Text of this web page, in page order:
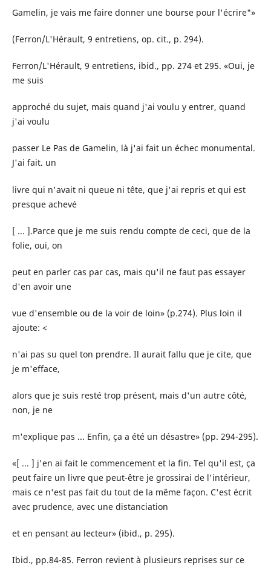
Gamelin, je vais me faire donner une bourse pour l'écrire"»
(Ferron/L'Hérault, 9 entretiens, op. cit., p. 294).
Ferron/L'Hérault, 9 entretiens, ibid., pp. 274 et 295. «Oui, je
me suis
approché du sujet, mais quand j'ai voulu y entrer, quand
j'ai voulu
passer Le Pas de Gamelin, là j'ai fait un échec monumental.
J'ai fait. un
livre qui n'avait ni queue ni tête, que j'ai repris et qui est
presque achevé
[ ... ].Parce que je me suis rendu compte de ceci, que de la
folie, oui, on
peut en parler cas par cas, mais qu'il ne faut pas essayer
d'en avoir une
vue d'ensemble ou de la voir de loin» (p.274). Plus loin il
ajoute: <
n'ai pas su quel ton prendre. Il aurait fallu que je cite, que
je m'efface,
alors que je suis resté trop présent, mais d'un autre côté,
non, je ne
m'explique pas ... Enfin, ça a été un désastre» (pp. 294-295).
«[ ... ] j'en ai fait le commencement et la fin. Tel qu'il est, ça
peut faire un livre que peut-être je grossirai de l'intérieur,
mais ce n'est pas fait du tout de la même façon. C'est écrit
avec prudence, avec une distanciation
et en pensant au lecteur» (ibid., p. 295).
Ibid., pp.84-85. Ferron revient à plusieurs reprises sur ce